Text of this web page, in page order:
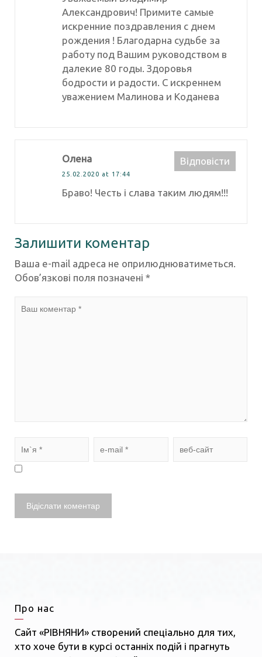
Александрович! Примите самые
искренние поздравления с днем
рождения ! Благодарна судьбе за
работу под Вашим руководством в
далекие 80 годы. Здоровья
бодрости и радости. С искреннем
уважением Малинова и Коданева
Олена
25.02.2020 at 17:44
Відповіcти
Браво! Честь і слава таким людям!!!
Залишити коментар
Ваша e-mail адреса не оприлюднюватиметься.
Обов’язкові поля позначені *
Про нас
Сайт «РІВНЯНИ» створений спеціально для тих,
хто хоче бути в курсі останніх подій і прагнуть